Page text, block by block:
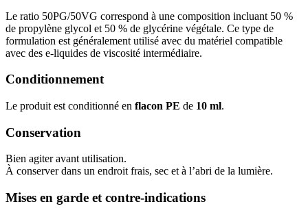
Le ratio 50PG/50VG correspond à une composition incluant 50 %
de propylène glycol et 50 % de glycérine végétale. Ce type de
formulation est généralement utilisé avec du matériel compatible
avec des e-liquides de viscosité intermédiaire.
Conditionnement
Le produit est conditionné en flacon PE de 10 ml.
Conservation
Bien agiter avant utilisation.
À conserver dans un endroit frais, sec et à l’abri de la lumière.
Mises en garde et contre-indications